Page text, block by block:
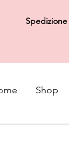
Spedizione
Shop